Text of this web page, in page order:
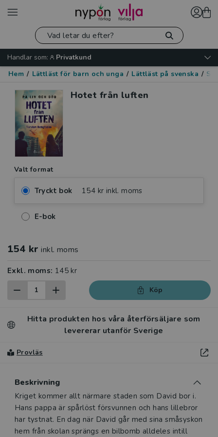
Handlar som:
Privatkund
Hem / Lättläst för barn och unga / Lättläst på svenska /
Hotet från luften
Valt format
Tryckt bok 154 kr inkl. moms
E-bok
154 kr inkl. moms
Exkl. moms: 145 kr
Köp
Hitta produkten hos våra återförsäljare som
levererar utanför Sverige
Provläs
Beskrivning
Beskrivning
Kriget kommer allt närmare staden som David bor i.
Hans pappa är spårlöst försvunnen och hans lillebror
har tystnat. En dag när David går med sina småsyskon
hem från skolan sprängs en bilbomb alldeles intill